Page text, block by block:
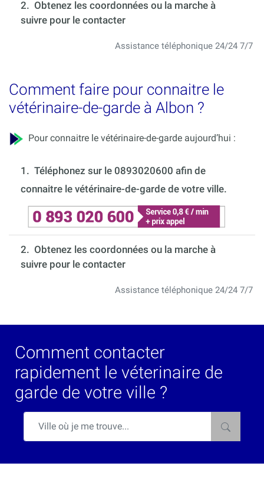
2. Obtenez les coordonnées ou la marche à
suivre pour le contacter
Assistance téléphonique 24/24 7/7
Comment faire pour connaitre le
vétérinaire-de-garde à Albon ?
Pour connaitre le vétérinaire-de-garde aujourd’hui :
1. Téléphonez sur le 0893020600 afin de
connaitre le vétérinaire-de-garde de votre ville.
2. Obtenez les coordonnées ou la marche à
suivre pour le contacter
Assistance téléphonique 24/24 7/7
Comment contacter
rapidement le véterinaire de
garde de votre ville ?